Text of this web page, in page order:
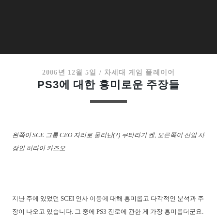
2006년 12월 5일 / 차세대 게임 플레이어
PS3에 대한 흥미로운 주장들
왼쪽이 SCE 그룹 CEO 자리로 물러난(?) 쿠타라기 켄, 오른쪽이 신임 사
장인 히라이 카즈오
지난 주에 있었던 SCEI 인사 이동에 대해 흥미롭고 다각적인 분석과 주
장이 나오고 있습니다. 그 중에 PS3 진로에 관한 게 가장 흥미롭더군요.